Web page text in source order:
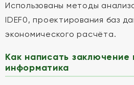
Использованы методы
IDEF0, проектирования баз
экономического расчёта.
Как написать заключение
информатика